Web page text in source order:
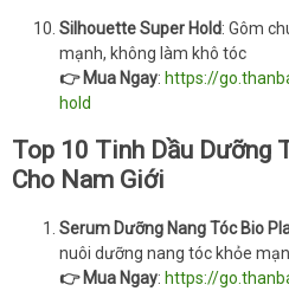
Silhouette Super Hold: Gôm
mạnh, không làm khô tóc
👉 Mua Ngay: https://
hold
Top 10 Tinh Dầu Dưỡng
Cho Nam Giới
Serum Dưỡng Nang Tóc Bio
nuôi dưỡng nang tóc khỏe
👉 Mua Ngay: https://